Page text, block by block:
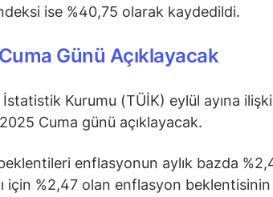
ise %40,75 olarak kaydedildi.
Günü Açıklayacak
Kurumu (TÜİK) eylül ayına
Cuma günü açıklayacak.
enflasyonun aylık bazda
için %2,47 olan enflasyon